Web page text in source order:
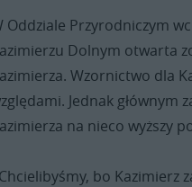
Oddziale Przyrodniczym
Dolnym otwarta
Wzornictwo dla
Jednak głównym
na nieco wyższy
bo Kazimierz